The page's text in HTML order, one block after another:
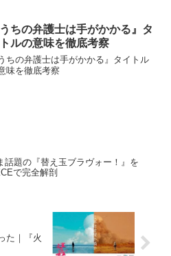
うちの弁護士は手がかかる』タ
ルの意味を徹底考察
うちの弁護士は手がかかる』タイトル
味を徹底考察
話題の『替え玉ブラヴォー！』を
で完全解剖
た｜『火